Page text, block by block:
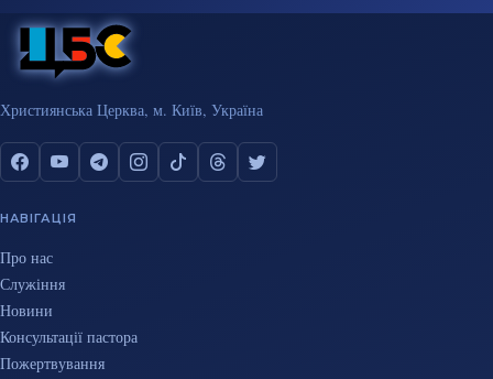
Християнська Церква, м. Київ, Україна
НАВІГАЦІЯ
Про нас
Служіння
Новини
Консультації пастора
Пожертвування